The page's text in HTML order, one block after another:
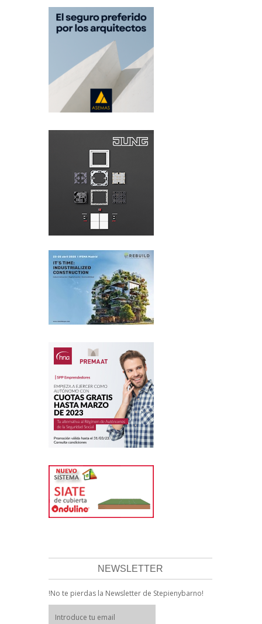
NEWSLETTER
!No te pierdas la Newsletter de Stepienybarno!